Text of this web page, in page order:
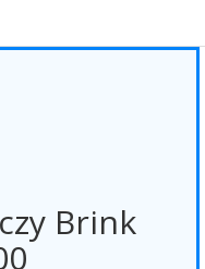
Brink